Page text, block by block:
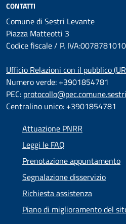
CONTATTI
Comune di Sestri Levante
Piazza Matteotti 3
Codice fiscale / P.
Ufficio Relazioni con il pubblico
Numero verde: +3901854781
PEC:
Centralino unico: +3901854781
Attuazione PNRR
Leggi le FAQ
Prenotazione appuntamento
Segnalazione disservizio
Richiesta assistenza
Piano di miglioramento del